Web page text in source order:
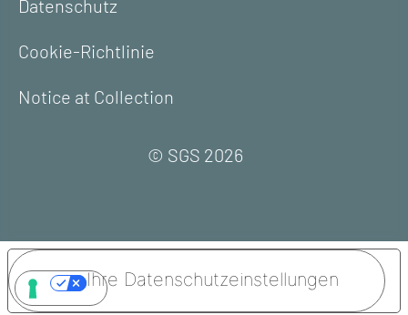
Datenschutz
Cookie-Richtlinie
Notice at Collection
© SGS 2026
Ihre Datenschutzeinstellungen